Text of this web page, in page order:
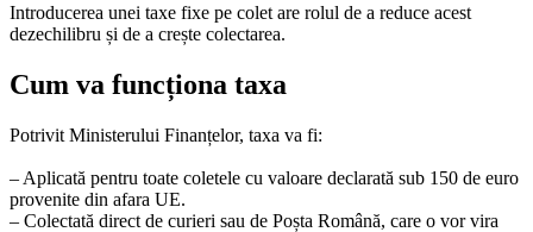
Introducerea unei taxe fixe pe colet are rolul de a reduce acest
dezechilibru și de a crește colectarea.
Cum va funcționa taxa
Potrivit Ministerului Finanțelor, taxa va fi:
– Aplicată pentru toate coletele cu valoare declarată sub 150 de euro
provenite din afara UE.
– Colectată direct de curieri sau de Poșta Română, care o vor vira